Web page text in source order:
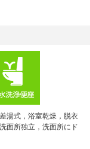
湯式，浴室乾燥，脱衣
面所独立，洗面所にド